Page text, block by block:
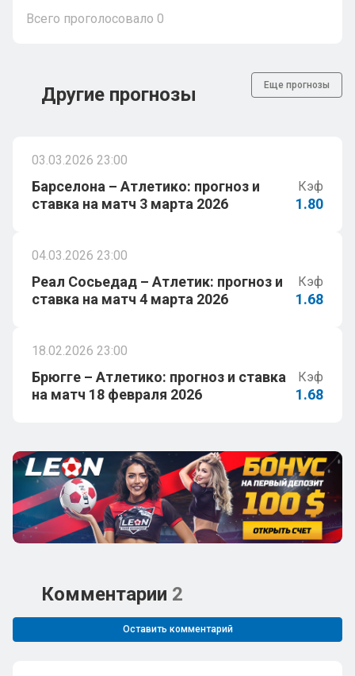
Всего проголосовало 0
Другие прогнозы Еще прогнозы
03.03.2026 23:00
Барселона – Атлетико: прогноз и
ставка на матч 3 марта 2026
Кэф
1.80
04.03.2026 23:00
Реал Сосьедад – Атлетик: прогноз и
ставка на матч 4 марта 2026
Кэф
1.68
18.02.2026 23:00
Брюгге – Атлетико: прогноз и ставка
на матч 18 февраля 2026
Кэф
1.68
Комментарии 2
Оставить комментарий